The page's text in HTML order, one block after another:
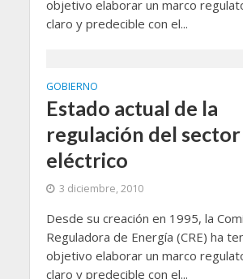
objetivo elaborar un marco
claro y predecible con el...
GOBIERNO
Estado actual de la
regulación del sector
eléctrico
3 diciembre, 2010
Desde su creación en 1995, la
Reguladora de Energía (CRE) ha
objetivo elaborar un marco
claro y predecible con el...